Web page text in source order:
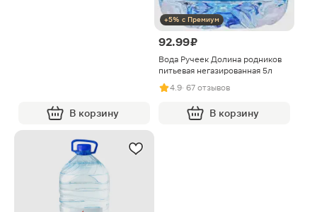
В корзину
+5% с Премиум
92.99 ₽
Вода Ручеек Долина родников
питьевая негазированная 5л
4.9· 67 отзывов
В корзину